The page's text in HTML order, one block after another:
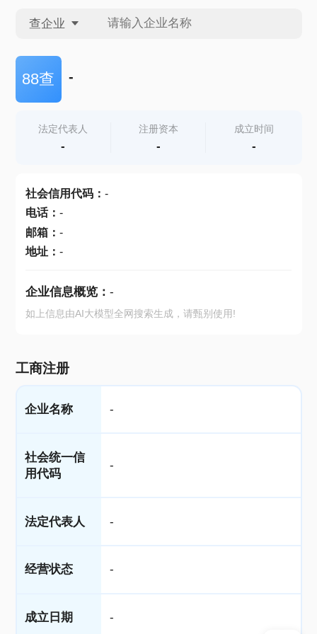
查企业
查企业
查产地
88查 -
法定代表人
-
注册资本
-
成立时间
-
社会信用代码： -
电话： -
邮箱： -
地址： -
企业信息概览： -
如上信息由AI大模型全网搜索生成，请甄别使用!
工商注册
企业名称 -
社会统一信
用代码
-
法定代表人 -
经营状态 -
成立日期 -